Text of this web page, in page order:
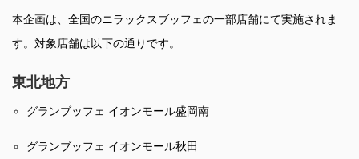
本企画は、全国のニラックスブッフェの一部店舗にて実施されま
す。対象店舗は以下の通りです。
東北地方
グランブッフェ イオンモール盛岡南
グランブッフェ イオンモール秋田